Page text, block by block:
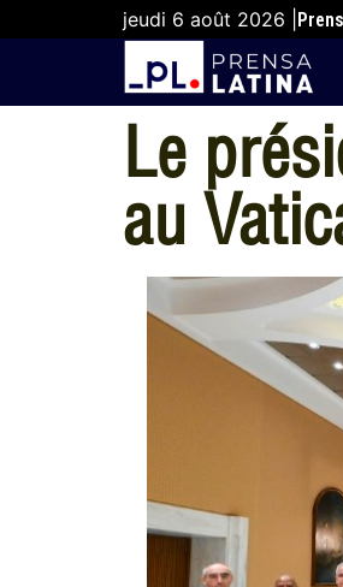
jeudi 6 août 2026 |
Le
au